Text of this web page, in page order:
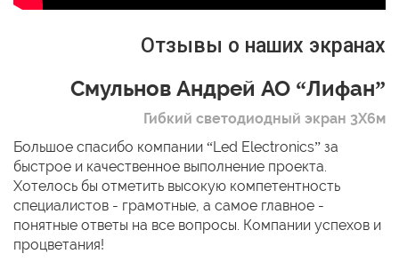
Отзывы о наших экранах
Смульнов Андрей АО “Лифан”
Гибкий светодиодный экран 3Х6м
Большое спасибо компании “Led Electronics” за
быстрое и качественное выполнение проекта.
Хотелось бы отметить высокую компетентность
специалистов - грамотные, а самое главное -
понятные ответы на все вопросы. Компании успехов и
процветания!